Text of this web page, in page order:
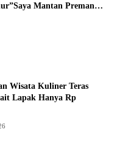
Mantan Preman
Wisata Kuliner Teras
Lapak Hanya Rp